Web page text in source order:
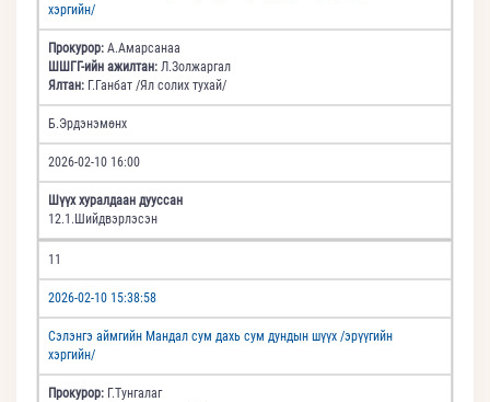
хэргийн/
Прокурор: А.Амарсанаа
ШШГГ-ийн ажилтан: Л.Золжаргал
Ялтан: Г.Ганбат /Ял солих тухай/
Б.Эрдэнэмөнх
2026-02-10 16:00
Шүүх хуралдаан дууссан
12.1.Шийдвэрлэсэн
11
2026-02-10 15:38:58
Сэлэнгэ аймгийн Мандал сум дахь сум дундын шүүх /эрүүгийн
хэргийн/
Прокурор: Г.Тунгалаг